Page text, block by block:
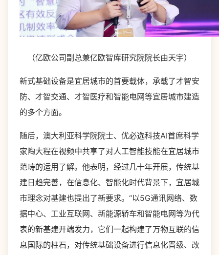
（亿欧公司副总兼亿欧智库研究院院长由天宇）
新式基础设备是宜居城市的首要载体，承载了才智安
防、才智交通、才智医疗和智能电网等宜居城市建造
的多个方面。
随后，澳大利亚科学院院士、优必选科技AI首席科学
家陶大程在视频中共享了对人工智能技能在宜居城市
范畴的运用了解。他表明，经过几十年开展，传统基
建日趋完善，在信息化、智能化时代背景下，宜居城
市理念对基建也提出了新要求。“以5G通讯网络、数
据中心、工业互联网、新能源轿车和智能电网等为代
表的新基建开端发力，它们一起构建了万物互联的信
息国际的柱石，对传统基础设备进行信息化晋级、改